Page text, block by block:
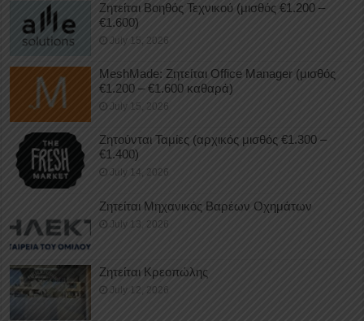
Ζητείται Βοηθός Τεχνικού (μισθός €1.200 –
€1.600)
July 15, 2026
MeshMade: Ζητείται Office Manager (μισθός
€1.200 – €1.600 καθαρά)
July 15, 2026
Ζητούνται Ταμίες (αρχικός μισθός €1.300 –
€1.400)
July 14, 2026
Ζητείται Μηχανικός Βαρέων Οχημάτων
July 13, 2026
Ζητείται Κρεοπώλης
July 12, 2026